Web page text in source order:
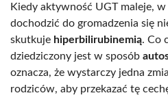
Kiedy aktywność UGT maleje,
dochodzić do gromadzenia się
skutkuje hiperbilirubinemią. Co
dziedziczony jest w sposób
oznacza, że wystarczy jedna
rodziców, aby przekazać tę